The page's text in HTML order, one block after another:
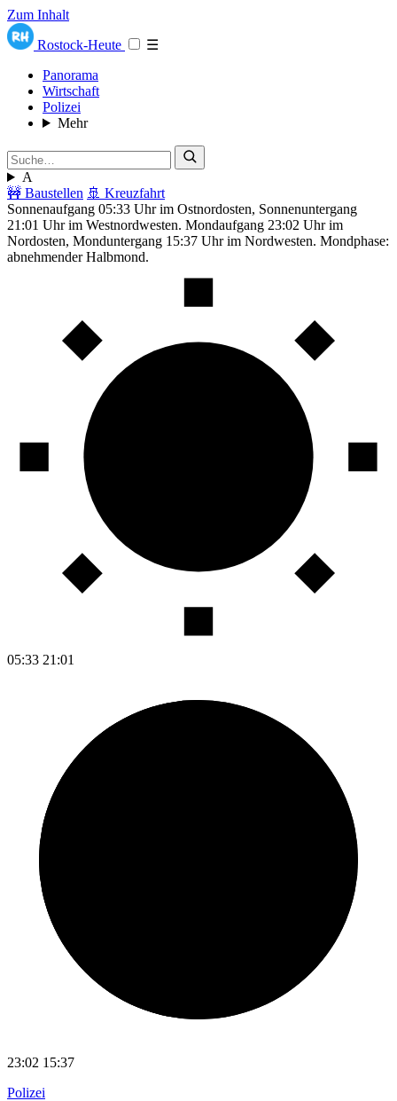
Zum Inhalt
Rostock-Heute
☰
Panorama
Wirtschaft
Polizei
Mehr
A
🚧 Baustellen 🚢 Kreuzfahrt
Sonnenaufgang 05:33 Uhr im Ostnordosten, Sonnenuntergang
21:01 Uhr im Westnordwesten. Mondaufgang 23:02 Uhr im
Nordosten, Monduntergang 15:37 Uhr im Nordwesten. Mondphase:
abnehmender Halbmond.
05:33 21:01
23:02 15:37
Polizei